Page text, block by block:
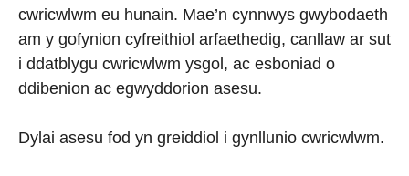
cwricwlwm eu hunain. Mae’n cynnwys gwybodaeth
am y gofynion cyfreithiol arfaethedig, canllaw ar sut
i ddatblygu cwricwlwm ysgol, ac esboniad o
ddibenion ac egwyddorion asesu.
Dylai asesu fod yn greiddiol i gynllunio cwricwlwm.